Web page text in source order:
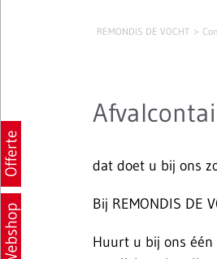
REMONDIS DE VOCHT
dat doet u bij ons
Bij REMONDIS DE
Huurt u bij ons één